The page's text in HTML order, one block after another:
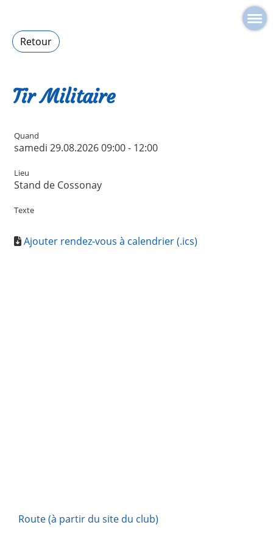
Retour
Tir Militaire
Quand
samedi 29.08.2026 09:00 - 12:00
Lieu
Stand de Cossonay
Texte
Ajouter rendez-vous à calendrier (.ics)
Route (à partir du site du club)